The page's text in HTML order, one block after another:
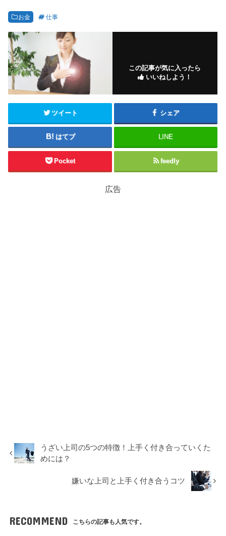
お金 仕事
この記事が気に入ったら
いいねしよう！
ツイート シェア
はてブ LINE
Pocket feedly
広告
うざい上司の5つの特徴！上手く付き合っていくた
めには？
嫌いな上司と上手く付き合うコツ
RECOMMEND こちらの記事も人気です。